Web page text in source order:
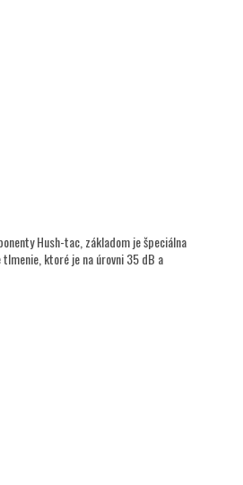
Hush-tac, základom je špeciálna
ktoré je na úrovni 35 dB a